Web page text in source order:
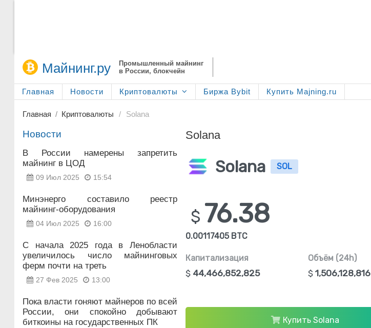
Майнинг.ру
Промышленный майнинг
в России, блокчейн
Главная Новости Криптовалюты Биржа Bybit Купить Majning.ru
Главная Криптовалюты Solana
Solana
Solana SOL
$ 76.38
0.00117405 BTC
Капитализация
$ 44,466,852,825
Объём (24h)
$ 1,506,128,816
Купить Solana
Новости
В России намерены запретить
майнинг в ЦОД
09 Июл 2025 15:54
Минэнерго составило реестр
майнинг-оборудования
04 Июл 2025 16:00
С начала 2025 года в Ленобласти
увеличилось число майнинговых
ферм почти на треть
27 Фев 2025 13:00
Пока власти гоняют майнеров по всей
России, они спокойно добывают
биткоины на государственных ПК